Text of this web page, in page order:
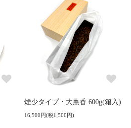
煙少タイプ・大薫香 600g(箱入)
16,500円(税1,500円)